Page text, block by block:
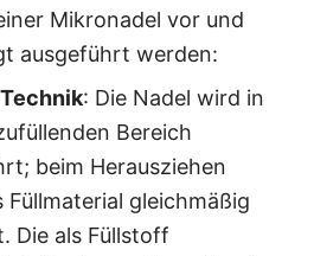
Mikronadel vor und
ausgeführt werden:
: Die Nadel wird in
Bereich
beim Herausziehen
Füllmaterial gleichmäßig
Die als Füllstoff